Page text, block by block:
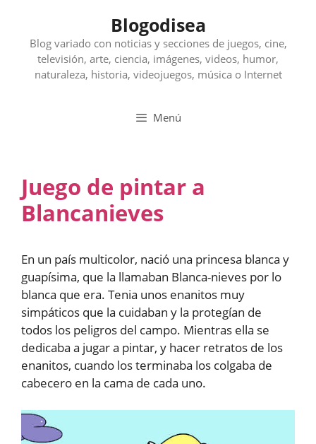
contenido
Blogodisea
Blog variado con noticias y secciones de juegos, cine,
televisión, arte, ciencia, imágenes, videos, humor,
naturaleza, historia, videojuegos, música o Internet
Menú
Juego de pintar a
Blancanieves
En un país multicolor, nació una princesa blanca y
guapísima, que la llamaban Blanca-nieves por lo
blanca que era. Tenia unos enanitos muy
simpáticos que la cuidaban y la protegían de
todos los peligros del campo. Mientras ella se
dedicaba a jugar a pintar, y hacer retratos de los
enanitos, cuando los terminaba los colgaba de
cabecero en la cama de cada uno.